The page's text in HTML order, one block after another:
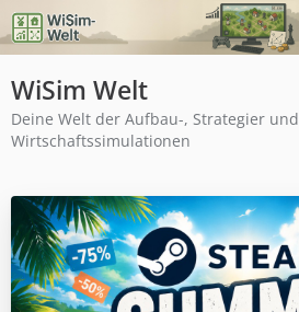
WiSim Welt
Deine Welt der Aufbau-, Strategier und
Wirtschaftssimulationen